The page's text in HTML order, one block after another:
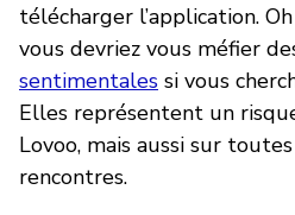
télécharger l’application.
vous devriez vous méfier
sentimentales si vous
Elles représentent un
Lovoo, mais aussi sur
rencontres.